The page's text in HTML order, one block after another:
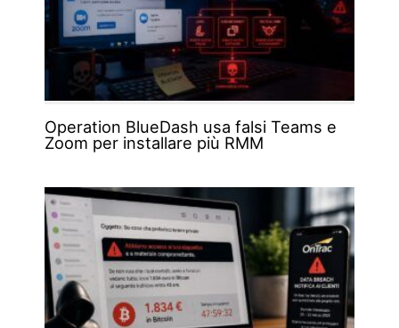
Operation BlueDash usa falsi Teams e
Zoom per installare più RMM